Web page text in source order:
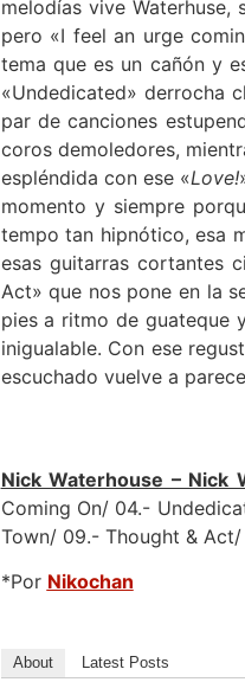
melodías vive
pero «I feel an urge
tema que es un cañón y
«Undedicated» derrocha
par de canciones
coros demoledores,
espléndida con ese «Love!
momento y siempre
tempo tan hipnótico, esa
esas guitarras cortantes
Act» que nos pone en la
pies a ritmo de guateque
inigualable. Con ese
escuchado vuelve a
Nick Waterhouse – Nick
Coming On/ 04.-
Town/ 09.- Thought & Act/
*Por Nikochan
About Latest Posts